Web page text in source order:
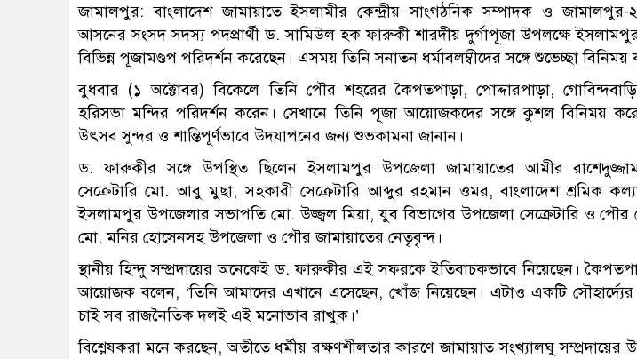
জামালপুর: বাংলাদেশ জামায়াতে ইসলামীর কেন্দ্রীয় সাংগঠনিক সম্পাদক ও
আসনের সংসদ সদস্য পদপ্রার্থী ড. সামিউল হক ফারুকী শারদীয় দুর্গাপূজা উপলক্ষে
বিভিন্ন পূজামণ্ডপ পরিদর্শন করেছেন। এসময় তিনি সনাতন ধর্মাবলম্বীদের সঙ্গে শুভেচ্ছা বিনিময়
বুধবার (১ অক্টোবর) বিকেলে তিনি পৌর শহরের কৈপতপাড়া, পোদ্দারপাড়া,
হরিসভা মন্দির পরিদর্শন করেন। সেখানে তিনি পূজা আয়োজকদের সঙ্গে কুশল বিনিময়
উৎসব সুন্দর ও শান্তিপূর্ণভাবে উদযাপনের জন্য শুভকামনা জানান।
ড. ফারুকীর সঙ্গে উপস্থিত ছিলেন ইসলামপুর উপজেলা জামায়াতের আমীর
সেক্রেটারি মো. আবু মুছা, সহকারী সেক্রেটারি আব্দুর রহমান ওমর, বাংলাদেশ শ্রমিক
ইসলামপুর উপজেলার সভাপতি মো. উজ্জ্বল মিয়া, যুব বিভাগের উপজেলা সেক্রেটারি ও পৌর
মো. মনির হোসেনসহ উপজেলা ও পৌর জামায়াতের নেতৃবৃন্দ।
স্থানীয় হিন্দু সম্প্রদায়ের অনেকেই ড. ফারুকীর এই সফরকে ইতিবাচকভাবে নিয়েছেন।
আয়োজক বলেন, ‘তিনি আমাদের এখানে এসেছেন, খোঁজ নিয়েছেন। এটাও একটি সৌহার্দ্যের
চাই সব রাজনৈতিক দলই এই মনোভাব রাখুক।’
বিশ্লেষকরা মনে করছেন, অতীতে ধর্মীয় রক্ষণশীলতার কারণে জামায়াত সংখ্যালঘু সম্প্রদায়ের